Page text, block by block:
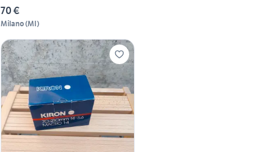
70 €
Milano(MI)